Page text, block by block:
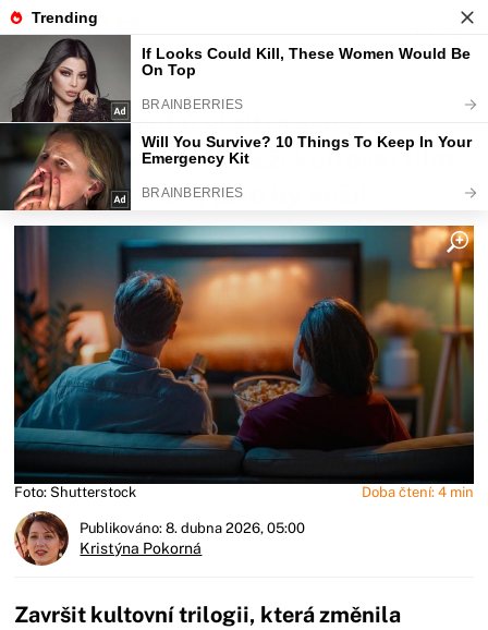
Fajntip.cz Redakce
Miliony Čechů si zítra večer
zapnout Novu. Poběží kultovní film.
Kdo ho neviděl, jako by nežil
Foto: Shutterstock Doba čtení: 4 min
Publikováno: 8. dubna 2026, 05:00
Kristýna Pokorná
Završit kultovní trilogii, která změnila